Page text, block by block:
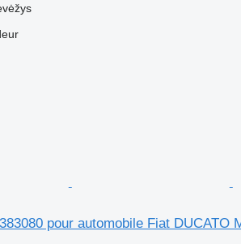
pour automobile Fiat DUCATO